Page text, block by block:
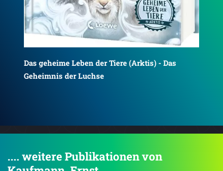
Das geheime Leben der Tiere (Arktis) - Die
Weisheit der Eisbären
.... weitere Publikationen von